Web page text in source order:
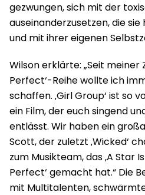
gezwungen, sich mit der
auseinanderzusetzen, die
und mit ihrer eigenen
Wilson erklärte: „Seit meiner
Perfect‘-Reihe wollte ich
schaffen. ‚Girl Group‘ ist so
ein Film, der euch singend
entlässt. Wir haben ein
Scott, der zuletzt ‚Wicked‘
zum Musikteam, das ‚A Star
Perfect‘ gemacht hat.“ Die
mit Multitalenten,